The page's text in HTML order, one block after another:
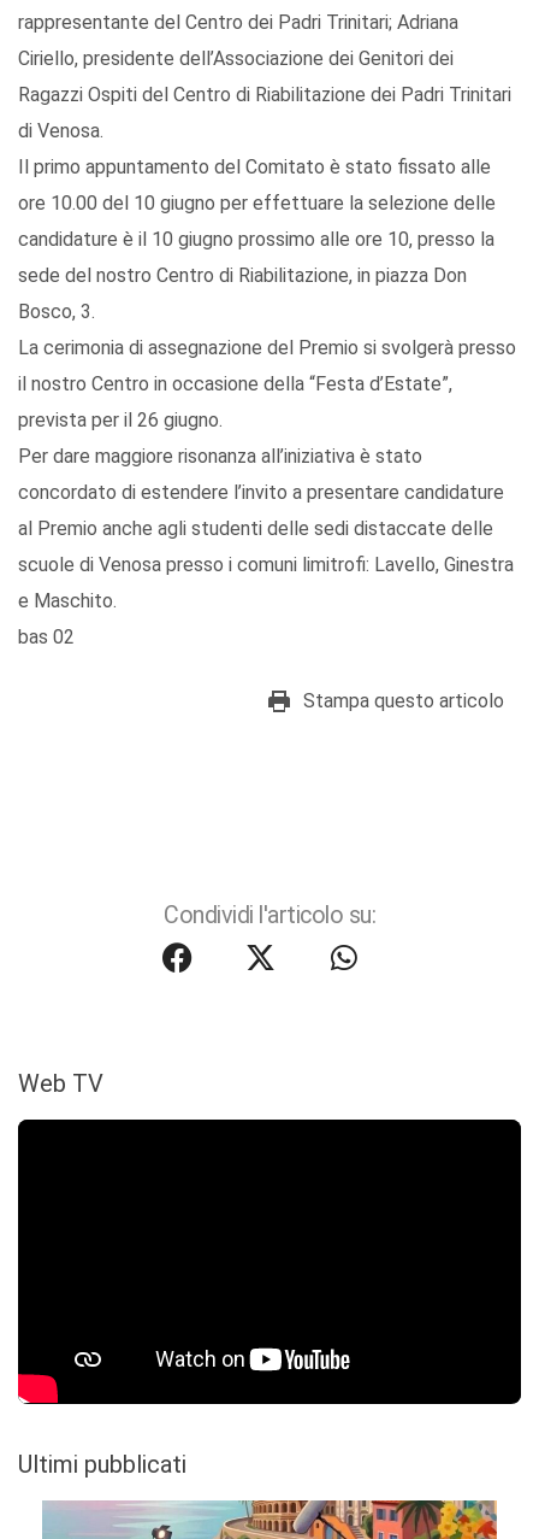
rappresentante del Centro dei Padri Trinitari; Adriana
Ciriello, presidente dell’Associazione dei Genitori dei
Ragazzi Ospiti del Centro di Riabilitazione dei Padri Trinitari
di Venosa.
Il primo appuntamento del Comitato è stato fissato alle
ore 10.00 del 10 giugno per effettuare la selezione delle
candidature è il 10 giugno prossimo alle ore 10, presso la
sede del nostro Centro di Riabilitazione, in piazza Don
Bosco, 3.
La cerimonia di assegnazione del Premio si svolgerà presso
il nostro Centro in occasione della “Festa d’Estate”,
prevista per il 26 giugno.
Per dare maggiore risonanza all’iniziativa è stato
concordato di estendere l’invito a presentare candidature
al Premio anche agli studenti delle sedi distaccate delle
scuole di Venosa presso i comuni limitrofi: Lavello, Ginestra
e Maschito.
bas 02
Stampa questo articolo
Condividi l'articolo su:
Web TV
Ultimi pubblicati